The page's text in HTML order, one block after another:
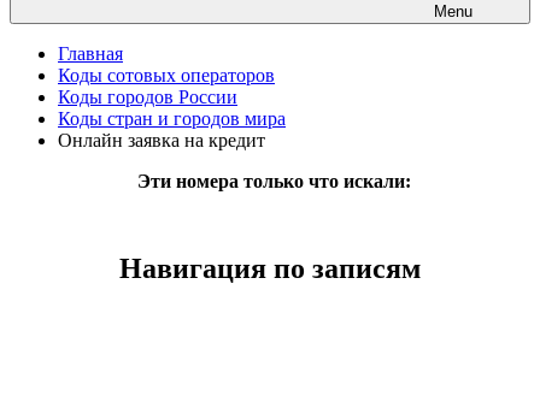
Menu
Главная
Коды сотовых операторов
Коды городов России
Коды стран и городов мира
Онлайн заявка на кредит
Эти номера только что искали:
Навигация по записям